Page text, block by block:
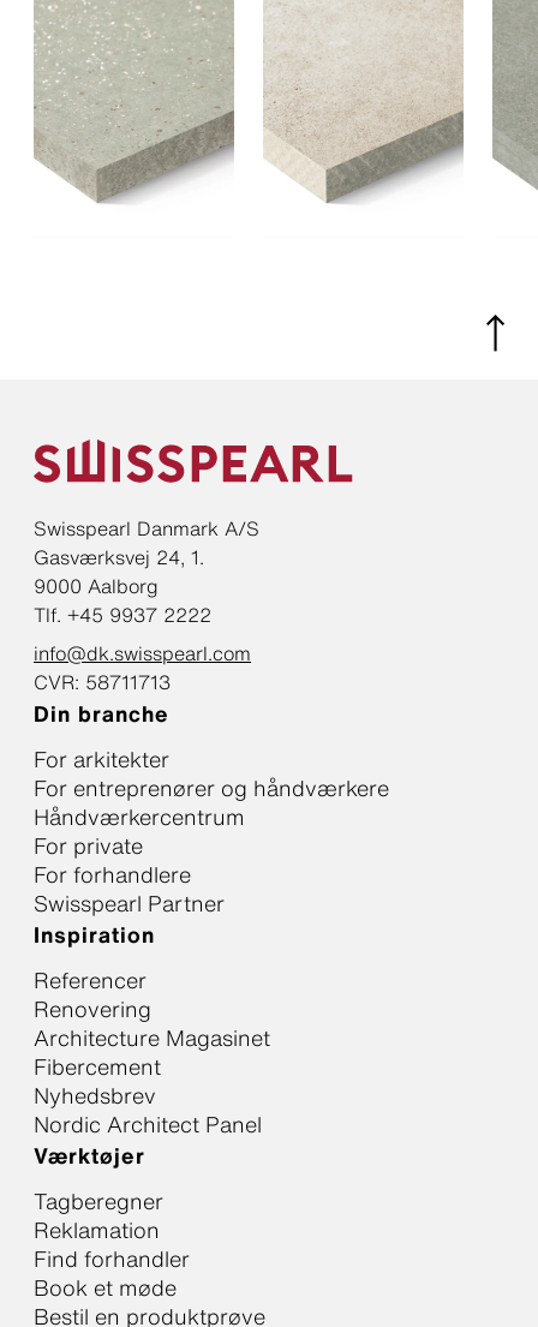
Swisspearl Danmark A/S
Gasværksvej 24, 1.
9000 Aalborg
Tlf. +45 9937 2222
info@dk.swisspearl.com
CVR: 58711713
Din branche
For arkitekter
For entreprenører og håndværkere
Håndværkercentrum
For private
For forhandlere
Swisspearl Partner
Inspiration
Referencer
Renovering
Architecture Magasinet
Fibercement
Nyhedsbrev
Nordic Architect Panel
Værktøjer
Tagberegner
Reklamation
Find forhandler
Book et møde
Bestil en produktprøve